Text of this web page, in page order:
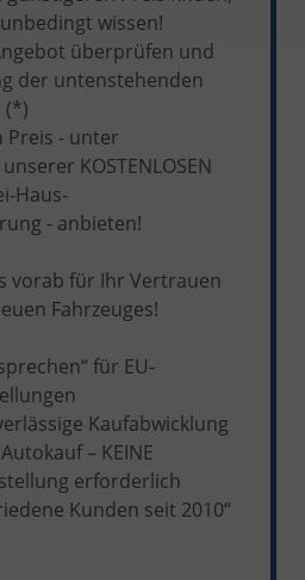
wissen!
überprüfen und
der untenstehenden
(*)
Preis - unter
KOSTENLOSEN
Haus-
- anbieten!
vorab für Ihr Vertrauen
Fahrzeuges!
für EU-
Kaufabwicklung
– KEINE
erforderlich
Kunden seit 2010“